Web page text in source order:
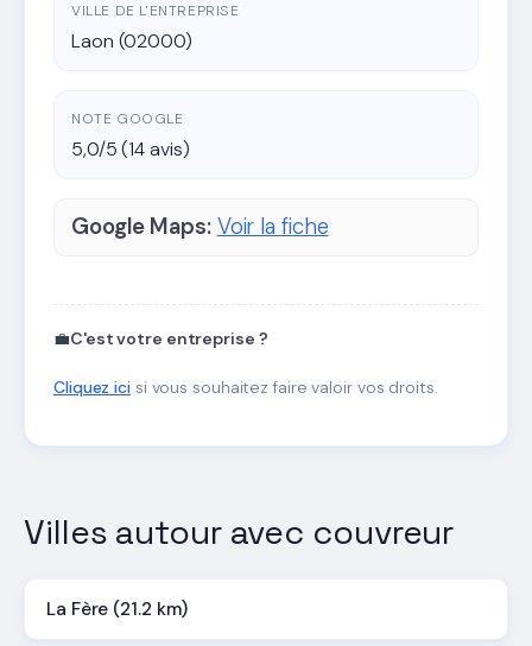
VILLE DE L'ENTREPRISE
Laon (02000)
NOTE GOOGLE
5,0/5 (14 avis)
Google Maps: Voir la fiche
💼C'est votre entreprise ?
Cliquez icisi vous souhaitez faire valoir vos droits.
Villes autour avec couvreur
La Fère (21.2 km)